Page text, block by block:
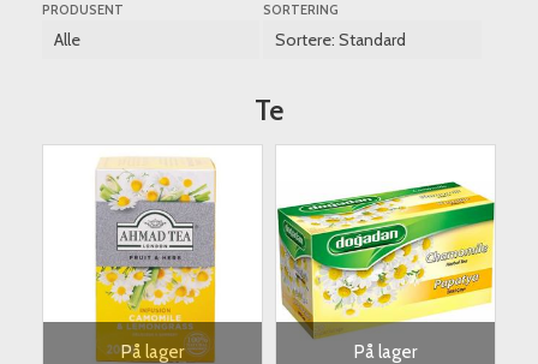
PRODUSENT SORTERING
Te
På lager På lager